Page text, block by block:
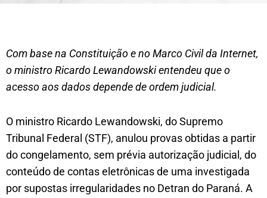
Com base na Constituição e no Marco Civil da Internet,
o ministro Ricardo Lewandowski entendeu que o
acesso aos dados depende de ordem judicial.
O ministro Ricardo Lewandowski, do Supremo
Tribunal Federal (STF), anulou provas obtidas a partir
do congelamento, sem prévia autorização judicial, do
conteúdo de contas eletrônicas de uma investigada
por supostas irregularidades no Detran do Paraná. A